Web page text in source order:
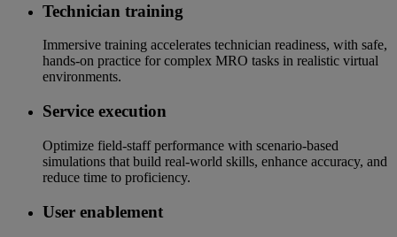
Technician training
Immersive training accelerates technician readiness, with safe,
hands-on practice for complex MRO tasks in realistic virtual
environments.
Service execution
Optimize field-staff performance with scenario-based
simulations that build real-world skills, enhance accuracy, and
reduce time to proficiency.
User enablement